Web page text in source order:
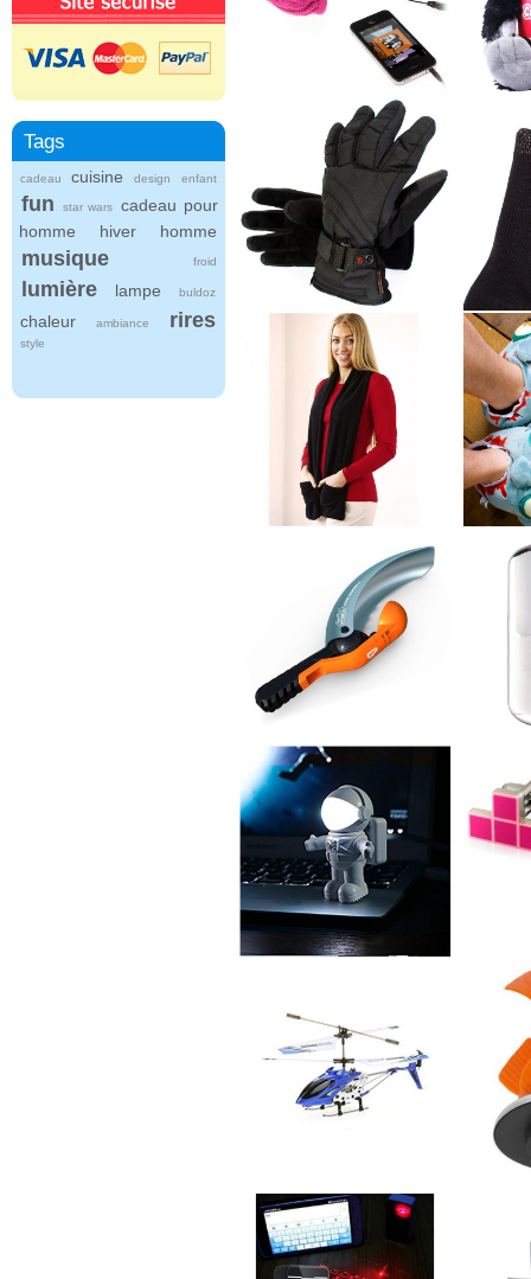
Tags
cadeau cuisine design enfant
fun star wars
cadeau pour
homme
hiver homme
musique froid
lumière lampe buldoz
chaleur ambiance rires
style